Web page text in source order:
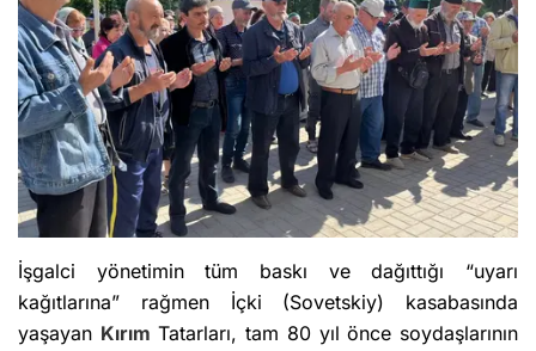
İşgalci yönetimin tüm baskı ve dağıttığı “uyarı
kağıtlarına” rağmen İçki (Sovetskiy) kasabasında
yaşayan Kırım Tatarları, tam 80 yıl önce soydaşlarının